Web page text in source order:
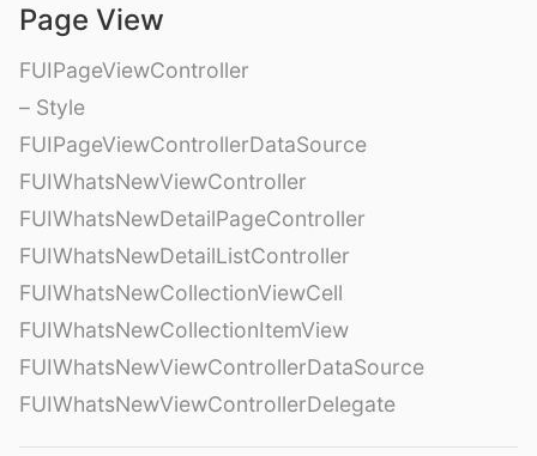
Page View
FUIPageViewController
– Style
FUIPageViewControllerDataSource
FUIWhatsNewViewController
FUIWhatsNewDetailPageController
FUIWhatsNewDetailListController
FUIWhatsNewCollectionViewCell
FUIWhatsNewCollectionItemView
FUIWhatsNewViewControllerDataSource
FUIWhatsNewViewControllerDelegate